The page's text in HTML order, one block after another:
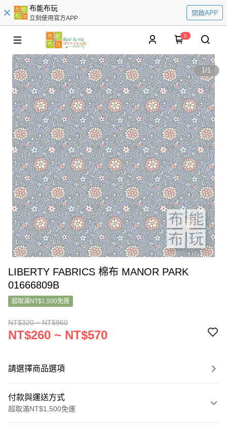
布能布玩
立刻使用官方APP
開啟APP
0
1/1
LIBERTY FABRICS 棉布 MANOR PARK
01666809B
超取滿NT$1,500免運
NT$320 ~ NT$960
NT$260 ~ NT$570
請選擇商品選項
付款與運送方式
超取滿NT$1,500免運